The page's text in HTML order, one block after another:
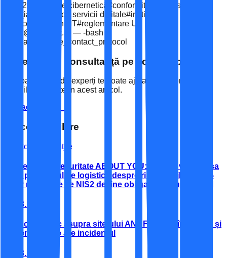
NIS2 securitate cibernetică #conformitate
infrastructuri
esențiale
furnizori servicii digitale#instituții
publice
companii IT#reglementare UE
office@espaceit.ro — -bash
$ initiate_secure_contact_protocol
Ai nevoie de consultanță pe acest subiect?
Echipa noastră de experți te poate ajuta să implementezi
soluțiile discutate în acest articol.
Contactează-ne
Articole similare
Vezi toate noutățile
Incidentul de securitate ABOUT YOU: ce ne învață breșa
de la partenerul de logistică despre riscul terților (third-
party risk) și de ce NIS2 devine obligatoriu, nu opțional
07.08.2026
Atac cibernetic asupra site-ului ANAF: ce s-a întâmplat și
ce semnificație are incidentul
13.03.2026